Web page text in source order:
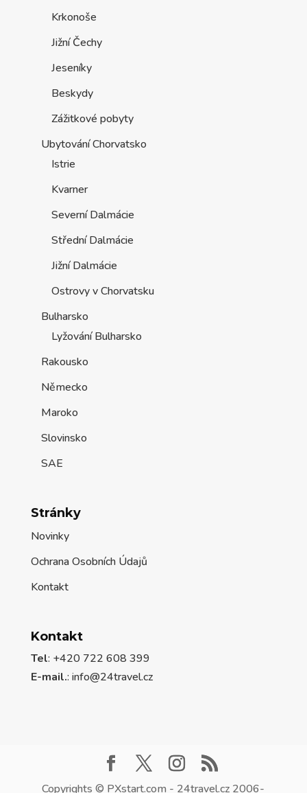
Krkonoše
Jižní Čechy
Jeseníky
Beskydy
Zážitkové pobyty
Ubytování Chorvatsko
Istrie
Kvarner
Severní Dalmácie
Střední Dalmácie
Jižní Dalmácie
Ostrovy v Chorvatsku
Bulharsko
Lyžování Bulharsko
Rakousko
Německo
Maroko
Slovinsko
SAE
Stránky
Novinky
Ochrana Osobních Údajů
Kontakt
Kontakt
Tel: +420 722 608 399
E-mail.: info@24travel.cz
Copyrights © PXstart.com - 24travel.cz 2006-